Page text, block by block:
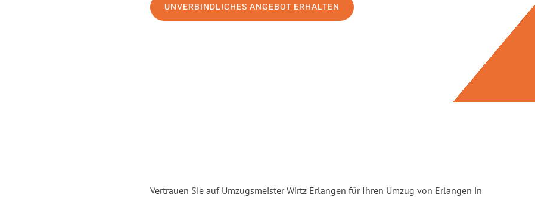
UNVERBINDLICHES ANGEBOT ERHALTEN
Vertrauen Sie auf Umzugsmeister Wirtz Erlangen für Ihren Umzug von Erlangen in